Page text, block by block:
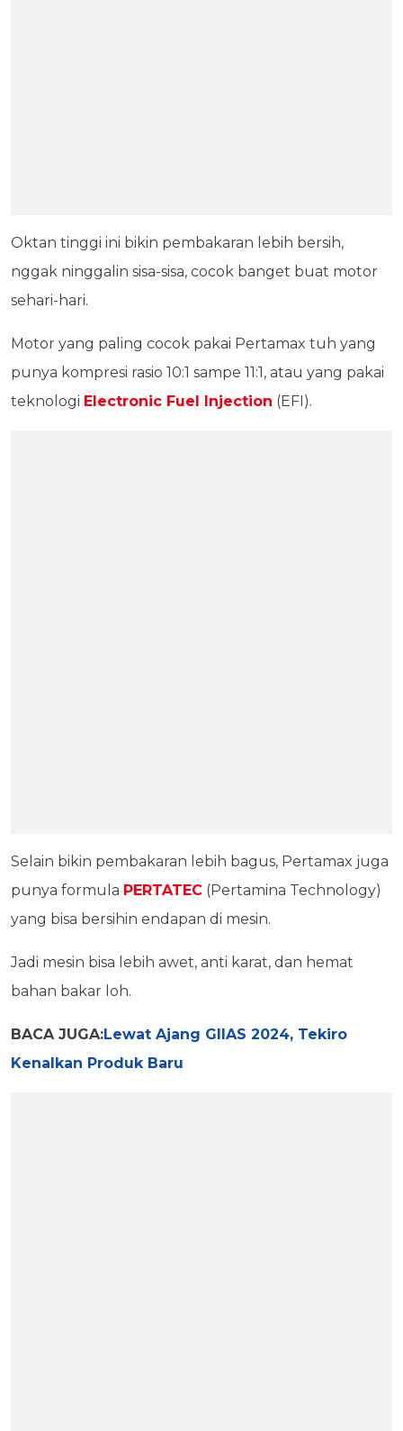
Oktan tinggi ini bikin pembakaran lebih bersih,
nggak ninggalin sisa-sisa, cocok banget buat motor
sehari-hari.
Motor yang paling cocok pakai Pertamax tuh yang
punya kompresi rasio 10:1 sampe 11:1, atau yang pakai
teknologi Electronic Fuel Injection (EFI).
Selain bikin pembakaran lebih bagus, Pertamax juga
punya formula PERTATEC (Pertamina Technology)
yang bisa bersihin endapan di mesin.
Jadi mesin bisa lebih awet, anti karat, dan hemat
bahan bakar loh.
BACA JUGA:Lewat Ajang GIIAS 2024, Tekiro
Kenalkan Produk Baru